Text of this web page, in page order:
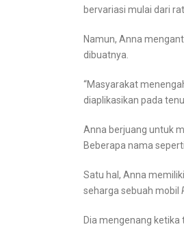
bervariasi mulai dari
Namun, Anna
dibuatnya.
“Masyarakat
diaplikasikan pada
Anna berjuang untuk
Beberapa nama
Satu hal, Anna
seharga sebuah mobil
Dia mengenang